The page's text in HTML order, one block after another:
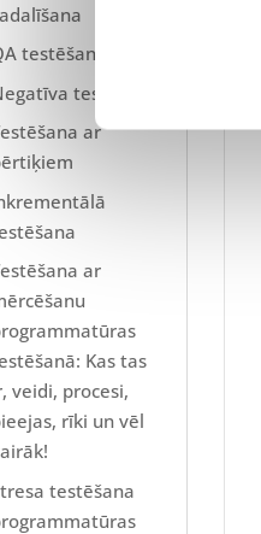
testēšana
testēšana
ar
ar
Kas tas
veidi, procesi,
rīki un vēl
testēšana